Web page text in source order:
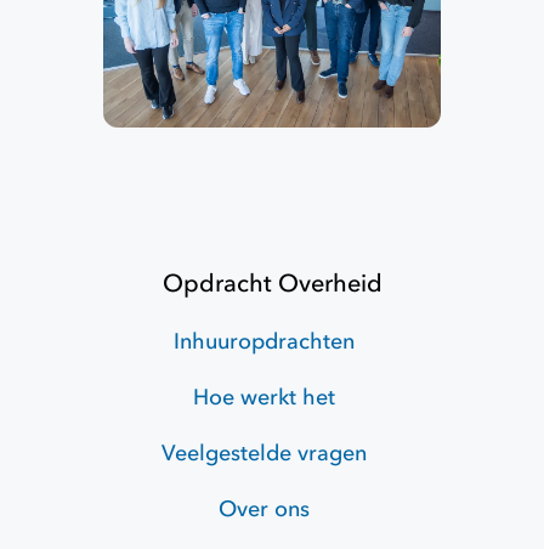
Opdracht Overheid
Inhuuropdrachten
Hoe werkt het
Veelgestelde vragen
Over ons